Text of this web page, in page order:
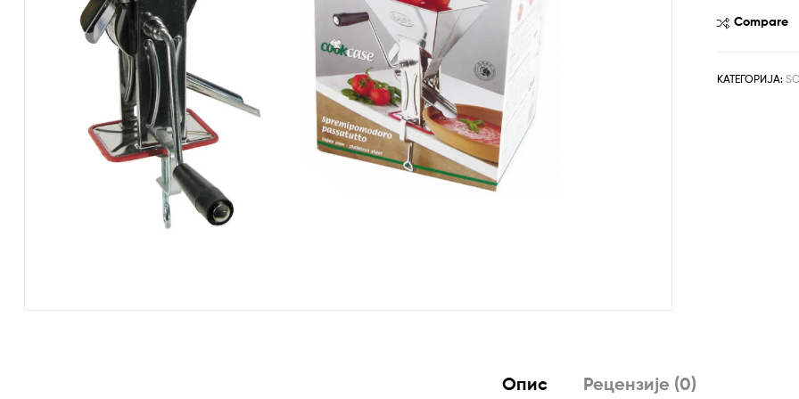
ART-Compare
КАТЕГОРИЈА:
Опис Рецензије (0)